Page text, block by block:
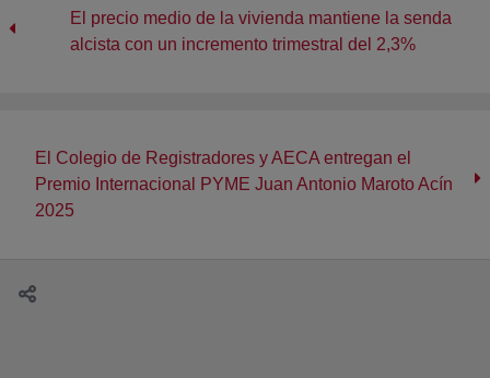
El precio medio de la vivienda mantiene la senda
alcista con un incremento trimestral del 2,3%
El Colegio de Registradores y AECA entregan el
Premio Internacional PYME Juan Antonio Maroto Acín
2025